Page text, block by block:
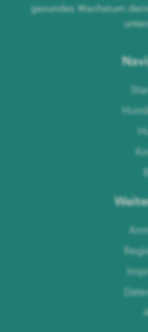
gesundes Wachstum